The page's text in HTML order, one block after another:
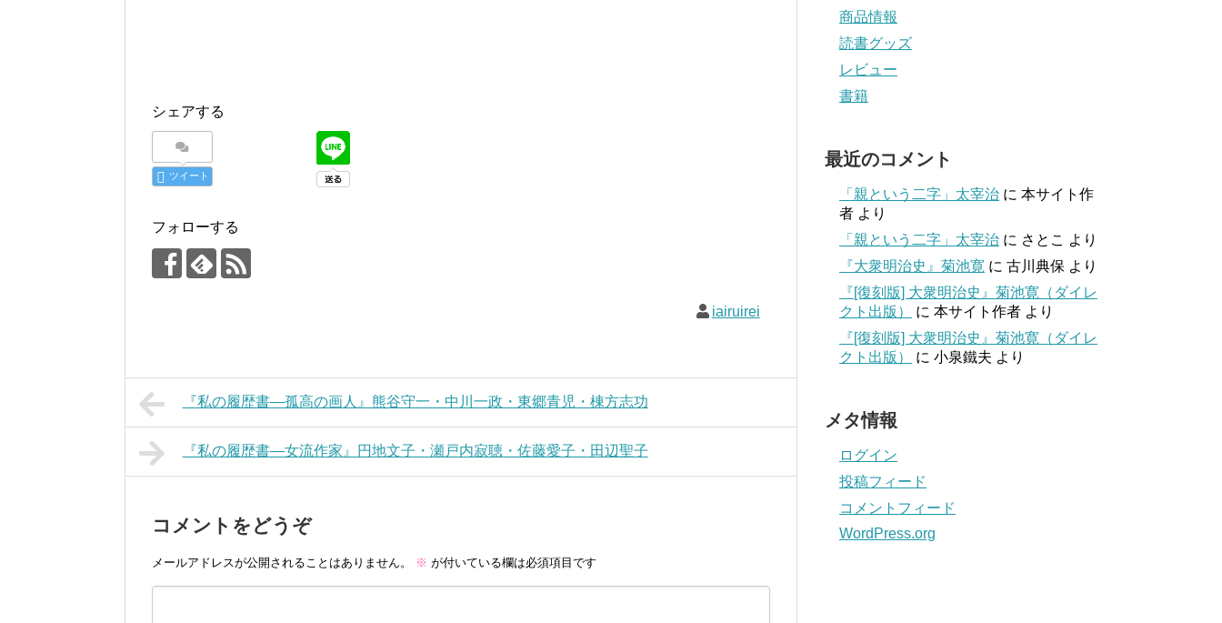
シェアする
ツイート
フォローする
iairuirei
『私の履歴書―孤高の画人』熊谷守一・中川一政・東郷青児・棟方志功
『私の履歴書―女流作家』円地文子・瀬戸内寂聴・佐藤愛子・田辺聖子
コメントをどうぞ
メールアドレスが公開されることはありません。 ※ が付いている欄は必須項目です
商品情報
読書グッズ
レビュー
書籍
最近のコメント
「親という二字」太宰治 に 本サイト作
者 より
「親という二字」太宰治 に さとこ より
『大衆明治史』菊池寛 に 古川典保 より
『[復刻版] 大衆明治史』菊池寛（ダイレ
クト出版）
に 本サイト作者 より
『[復刻版] 大衆明治史』菊池寛（ダイレ
クト出版）
に 小泉鐵夫 より
メタ情報
ログイン
投稿フィード
コメントフィード
WordPress.org